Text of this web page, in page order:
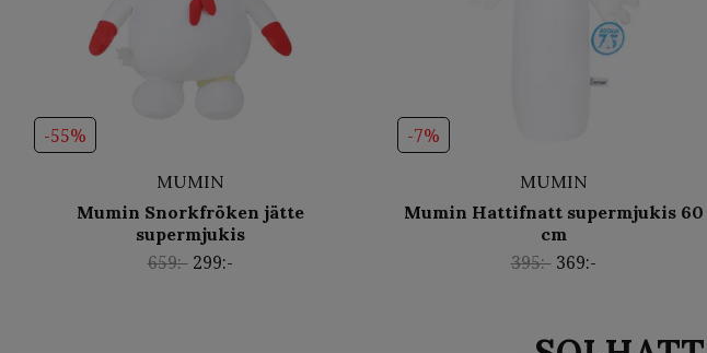
-55%
MUMIN
Mumin Snorkfröken jätte
supermjukis
659:- 299:-
-7%
MUMIN
Mumin Hattifnatt supermjukis 60
cm
395:- 369:-